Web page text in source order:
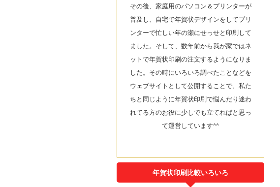
その後、家庭用のパソコン＆プリンターが
普及し、自宅で年賀状デザインをしてプリ
ンターで忙しい年の瀬にせっせと印刷して
ました。そして、数年前から我が家ではネ
ットで年賀状印刷の注文するようになりま
した。その時にいろいろ調べたことなどを
ウェブサイトとして公開することで、私た
ちと同じように年賀状印刷で悩んだり迷わ
れてる方のお役に少しでも立てればと思っ
て運営しています^^
年賀状印刷比較いろいろ